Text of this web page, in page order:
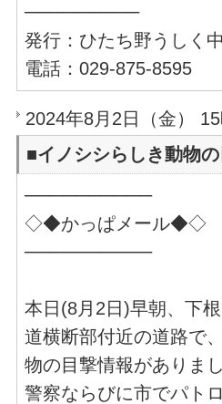
─────────
発行：ひたち野うしく
電話：029-875-8595
2024年8月2日（金）
■イノシシらしき動物
──────────
◇◆かっぱメール◆◇
──────────
本日(8月2日)早朝、下
道横断部付近の道路で
物の目撃情報がありまし
警察ならびに市でパト